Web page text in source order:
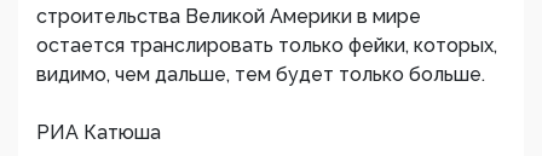
строительства Великой Америки в мире
остается транслировать только фейки, которых,
видимо, чем дальше, тем будет только больше.
РИА Катюша